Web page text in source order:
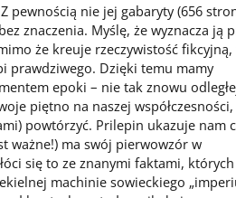
nie jej gabaryty (656
znaczenia. Myślę, że wyznacza ją
że kreuje rzeczywistość fikcyjną,
prawdziwego. Dzięki temu mamy
epoki – nie tak znowu
piętno na naszej współczesności,
powtórzyć. Prilepin ukazuje nam
ważne!) ma swój pierwowzór w
się to ze znanymi faktami, których
machinie sowieckiego